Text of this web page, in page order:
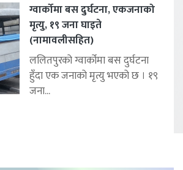
ग्वार्कोमा बस दुर्घटना, एकजनाको
मृत्यु, १९ जना घाइते
(नामावलीसहित)
ललितपुरको ग्वार्कोमा बस दुर्घटना
हुँदा एक जनाको मृत्यु भएको छ । १९
जना...